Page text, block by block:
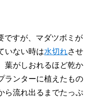
ですが、マダツボミが
いない時は水切れさせ
葉がしおれるほど乾か
ランターに植えたもの
ら流れ出るまでたっぷ